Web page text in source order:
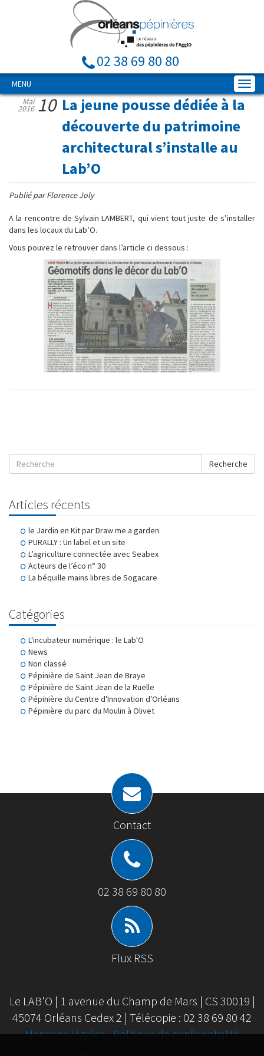
02 38 69 80 80
MENU
La jeune pousse dédiée à la
découverte du patrimoine
architectural s’installe au
Lab’O
Mai
2016 10
Publié par Florence Joly
A la rencontre de Sylvain LAMBERT, qui vient tout juste de s’installer
dans les locaux du Lab’O.
Vous pouvez le retrouver dans l’article ci dessous :
Recherche
Articles récents
le Jardin en Kit par Draw me a garden
PURALLY : Un label et un site
L’agriculture connectée avec Seabex
Acteurs de l’éco n° 30
La béquille mains libres de Sogacare
Catégories
L'incubateur numérique : le Lab'O
News
Non classé
Pépinière de Saint Jean de Braye
Pépinière de Saint Jean de la Ruelle
Pépinière du Centre d'Innovation d'Orléans
Pépinière du parc du Moulin à Olivet
Contact
02 38 69 80 80
Flux RSS
Le LAB'O | 1 avenue du Champ de Mars | CS 30019 |
45074 Orléans Cedex 2 | Télécopie : 02 38 69 80 42
Mentions légales-Politique de confidentialité